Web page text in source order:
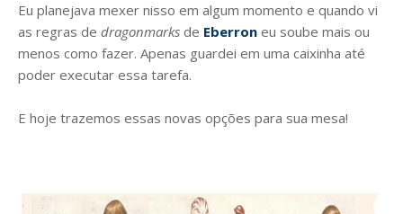
Eu planejava mexer nisso em algum momento e quando vi
as regras de dragonmarks de Eberron eu soube mais ou
menos como fazer. Apenas guardei em uma caixinha até
poder executar essa tarefa.
E hoje trazemos essas novas opções para sua mesa!